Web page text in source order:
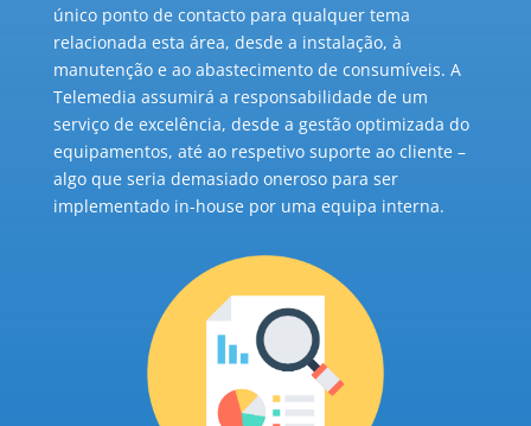
único ponto de contacto para qualquer tema
relacionada esta área, desde a instalação, à
manutenção e ao abastecimento de consumíveis. A
Telemedia assumirá a responsabilidade de um
serviço de excelência, desde a gestão optimizada do
equipamentos, até ao respetivo suporte ao cliente –
algo que seria demasiado oneroso para ser
implementado in-house por uma equipa interna.